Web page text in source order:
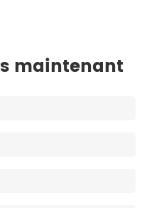
maintenant